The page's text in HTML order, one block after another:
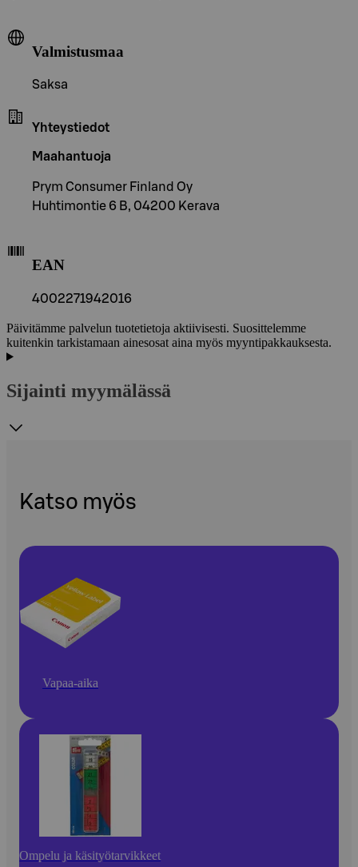
Valmistusmaa
Saksa
Yhteystiedot
Maahantuoja
Prym Consumer Finland Oy
Huhtimontie 6 B, 04200 Kerava
EAN
4002271942016
Päivitämme palvelun tuotetietoja aktiivisesti. Suosittelemme
kuitenkin tarkistamaan ainesosat aina myös myyntipakkauksesta.
Sijainti myymälässä
Katso myös
Vapaa-aika
Ompelu ja käsityötarvikkeet